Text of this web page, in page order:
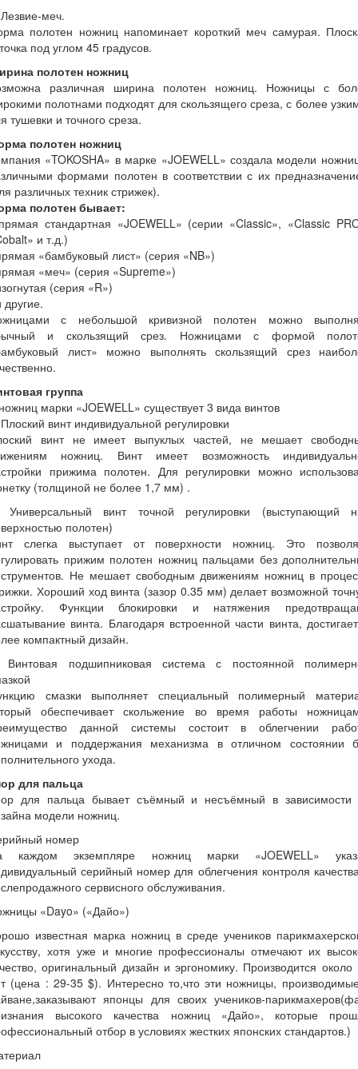
меч.
полотен ножниц напоминает короткий меч самурая.
под углом 45 градусов.
полотен ножниц
различная ширина полотен ножниц. Ножницы с
полотнами подходят для скользящего среза, с более
тушевки и точного среза.
полотен ножниц
«TOKOSHA» в марке «JOEWELL» создала модели
формами полотен в соответствии с их
различных техник стрижек).
полотен бывает:
стандартная «JOEWELL» (серии «Classic», «Classic
и т.д.)
«бамбуковый лист» (серия «NB»)
«меч» (серия «Supreme»)
(серия «R»)
другие.
с небольшой кривизной полотен можно
и скользящий срез. Ножницами с формой
лист» можно выполнять скользящий срез
группа
марки «JOEWELL» существует 3 вида винтов
винт индивидуальной регулировки
винт не имеет выпуклых частей, не мешает
ножниц. Винт имеет возможность
прижима полотен. Для регулировки можно
(толщиной не более 1,7 мм) .
винт точной регулировки (выступающий
полотен)
слегка выступает от поверхности ножниц. Это
прижим полотен ножниц пальцами без
Не мешает свободным движениям ножниц в
Хороший ход винта (зазор 0.35 мм) делает возможной
Функции блокировки и натяжения
винта. Благодаря встроенной части винта,
компактный дизайн.
подшипниковая система с постоянной
смазки выполняет специальный полимерный
обеспечивает скольжение во время работы
данной системы состоит в облегчении
и поддержания механизма в отличном состоянии
ухода.
для пальца
для пальца бывает съёмный и несъёмный в зависимости
модели ножниц.
номер
каждом экземпляре ножниц марки «JOEWELL»
серийный номер для облегчения контроля
сервисного обслуживания.
«Dayo» («Дайо»)
известная марка ножниц в среде учеников
хотя уже и многие профессионалы отмечают их
оригинальный дизайн и эргономику. Производится около
(цена : 29-35 $). Интересно то,что эти ножницы,
японцы для своих учеников-
высокого качества ножниц «Дайо», которые
отбор в условиях жестких японских стандартов.)